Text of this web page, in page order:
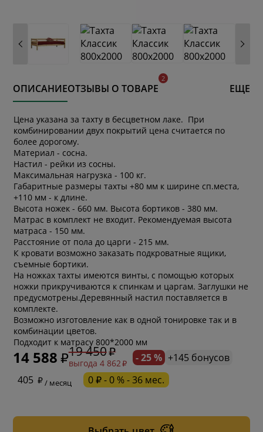
ОПИСАНИЕОТЗЫВЫ О ТОВАРЕ ЕЩЕ
Цена указана за тахту в бесцветном лаке. При
комбинировании двух покрытий цена считается по
более дорогому.
Материал - сосна.
Настил - рейки из сосны.
Максимальная нагрузка - 100 кг.
Габаритные размеры тахты +80 мм к ширине сп.места,
+110 мм - к длине.
Высота ножек - 660 мм. Высота бортиков - 380 мм.
Матрас в комплект не входит. Рекомендуемая высота
матраса - 150 мм.
Расстояние от пола до царги - 215 мм.
К кровати возможно заказать подкроватные ящики,
съемные бортики.
На ножках тахты имеются винты, с помощью которых
ножки прикручиваются к спинкам и царгам. Заглушки не
предусмотрены.Деревянный настил поставляется в
комплекте.
Возможно изготовление как в одной тонировке так и в
комбинации цветов.
Подходит к матрасу 800*2000 мм
14 588 19 450
выгода 4 862 - 25 % +145 бонусов
405
/ месяц 0 ₽ - 0 % - 36 мес.
* обязательное поле